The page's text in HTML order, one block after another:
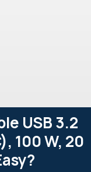
USB 3.2
100 W, 20